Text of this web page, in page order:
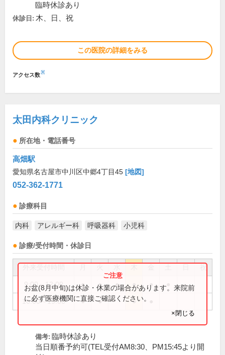
臨時休診あり
休診日: 木、日、祝
この医院の詳細をみる
アクセス数※
太田内科クリニック
所在地・電話番号
高畑駅
愛知県名古屋市中川区中郷4丁目45 [地図]
052-362-1771
診療科目
内科 アレルギー科 呼吸器科 小児科
診療/受付時間・休診日
祝
9:00～12:00 ● ● ● ● ●
16:00～19:00 ● ● ●
お盆(8月中旬)は休診・休業の場合があります。来院前
に必ず医療機関に直接ご確認ください。
×閉じる
備考: 臨時休診あり
当日順番予約可(TEL受付AM8:30、PM15:45より開